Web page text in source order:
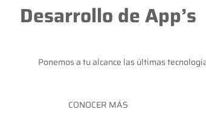
Desarrollo de App’s
Ponemos a tu alcance las últimas
CONOCER MÁS